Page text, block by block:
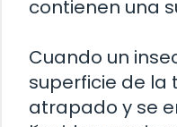
contienen una
Cuando un
superficie de la
atrapado y se